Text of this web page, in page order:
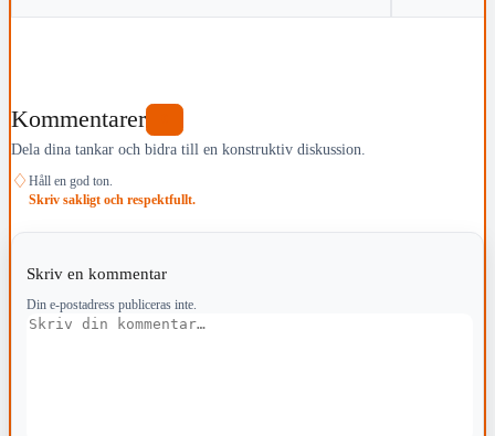
Kommentarer
Dela dina tankar och bidra till en konstruktiv diskussion.
♢ Håll en god ton.
Skriv sakligt och respektfullt.
Skriv en kommentar
Din e-postadress publiceras inte.
Kommentar